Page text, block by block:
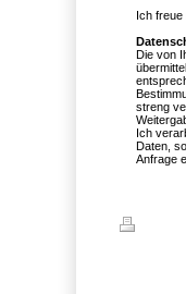
Ich freue
Die von
streng
Ich
Daten,
Anfrage